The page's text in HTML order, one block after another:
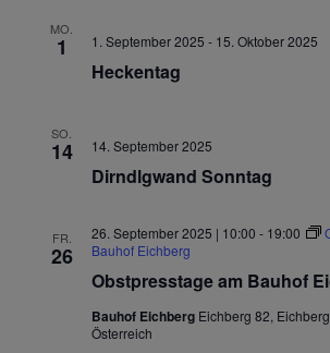
MO.
1
Heckentag
1. September 2025 - 15. Oktober 2025
SO.
14
Dirndlgwand Sonntag
14. September 2025
FR.
26
Obstpresstage am Bauhof
26. September 2025 | 10:00 - 19:00
Bauhof Eichberg
Bauhof Eichberg Eichberg 82,
Österreich